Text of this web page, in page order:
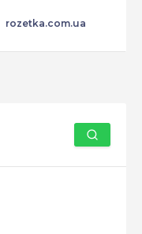
rozetka.com.ua